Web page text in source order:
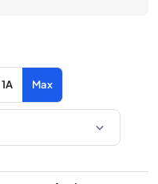
1A Max